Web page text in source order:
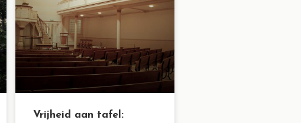
Vrijheid aan tafel: